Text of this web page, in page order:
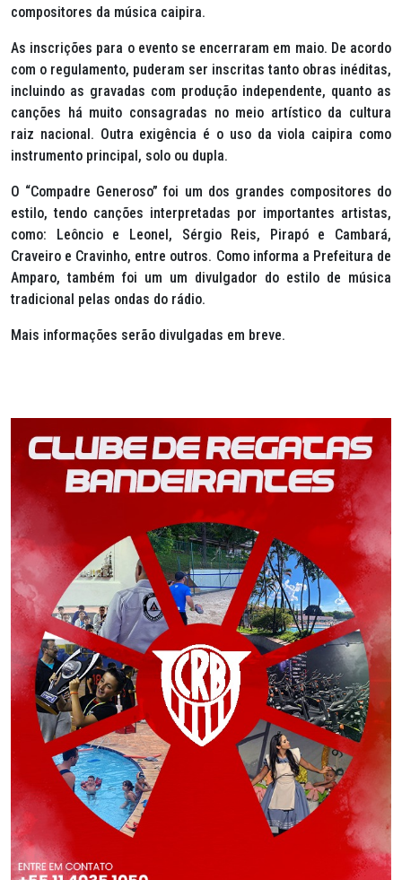
compositores da música caipira.
As inscrições para o evento se encerraram em maio. De acordo
com o regulamento, puderam ser inscritas tanto obras inéditas,
incluindo as gravadas com produção independente, quanto as
canções há muito consagradas no meio artístico da cultura
raiz nacional. Outra exigência é o uso da viola caipira como
instrumento principal, solo ou dupla.
O “Compadre Generoso” foi um dos grandes compositores do
estilo, tendo canções interpretadas por importantes artistas,
como: Leôncio e Leonel, Sérgio Reis, Pirapó e Cambará,
Craveiro e Cravinho, entre outros. Como informa a Prefeitura de
Amparo, também foi um um divulgador do estilo de música
tradicional pelas ondas do rádio.
Mais informações serão divulgadas em breve.